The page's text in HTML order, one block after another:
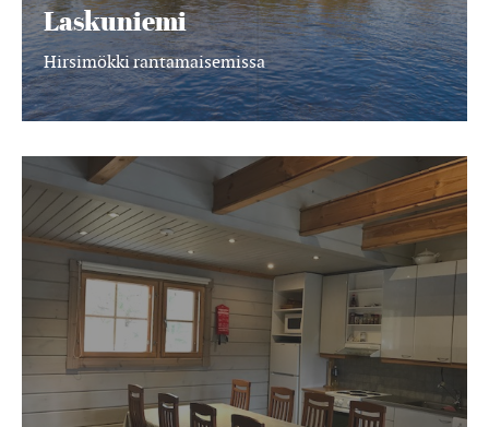
Laskuniemi
Hirsimökki rantamaisemissa
Lummeranta